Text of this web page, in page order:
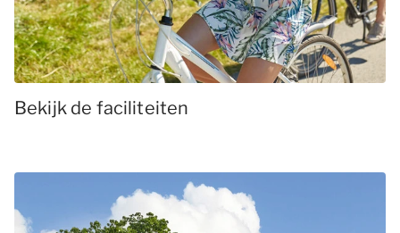
Bekijk de faciliteiten